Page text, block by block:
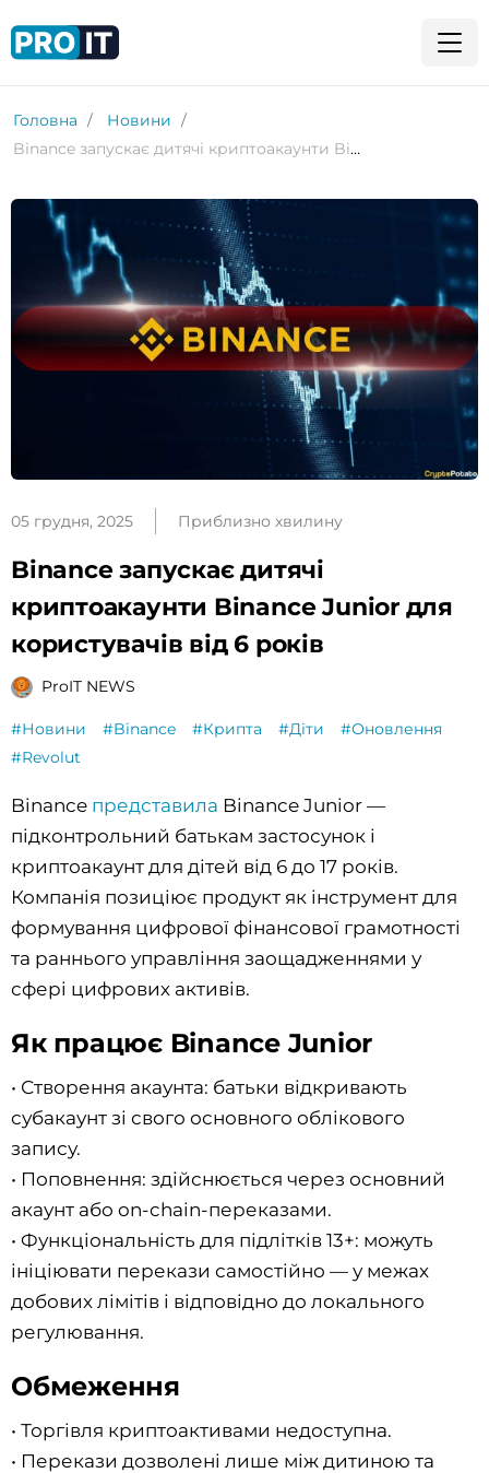
Головна
Новини
Binance запускає дитячі криптоакаунти Binance Junior для користувачів від 6 років
05 грудня, 2025 Приблизно хвилину
Binance запускає дитячі
криптоакаунти Binance Junior для
користувачів від 6 років
ProIT NEWS
#Новини #Binance #Крипта #Діти
#Оновлення
#Revolut
Binance представила Binance Junior —
підконтрольний батькам застосунок і
криптоакаунт для дітей від 6 до 17 років.
Компанія позиціює продукт як інструмент для
формування цифрової фінансової грамотності
та раннього управління заощадженнями у
сфері цифрових активів.
Як працює Binance Junior
• Створення акаунта: батьки відкривають
субакаунт зі свого основного облікового
запису.
• Поповнення: здійснюється через основний
акаунт або on-chain-переказами.
• Функціональність для підлітків 13+: можуть
ініціювати перекази самостійно — у межах
добових лімітів і відповідно до локального
регулювання.
Обмеження
• Торгівля криптоактивами недоступна.
• Перекази дозволені лише між дитиною та